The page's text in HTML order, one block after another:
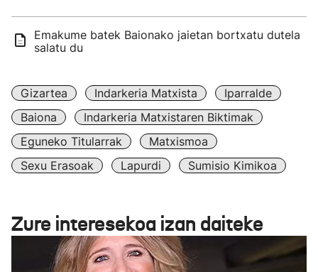
Emakume batek Baionako jaietan bortxatu dutela
salatu du
Gizartea Indarkeria Matxista
Iparralde
Baiona
Indarkeria Matxistaren Biktimak
Eguneko Titularrak
Matxismoa
Sexu Erasoak
Lapurdi Sumisio Kimikoa
Zure interesekoa izan daiteke